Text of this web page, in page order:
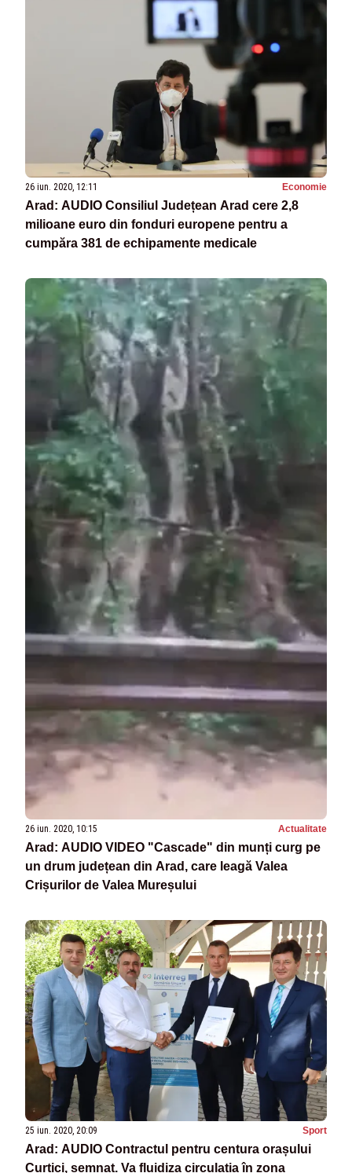
26 iun. 2020, 12:11 Economie
Arad: AUDIO Consiliul Județean Arad cere 2,8
milioane euro din fonduri europene pentru a
cumpăra 381 de echipamente medicale
26 iun. 2020, 10:15 Actualitate
Arad: AUDIO VIDEO "Cascade" din munți curg pe
un drum județean din Arad, care leagă Valea
Crișurilor de Valea Mureșului
25 iun. 2020, 20:09 Sport
Arad: AUDIO Contractul pentru centura orașului
Curtici, semnat. Va fluidiza circulația în zona